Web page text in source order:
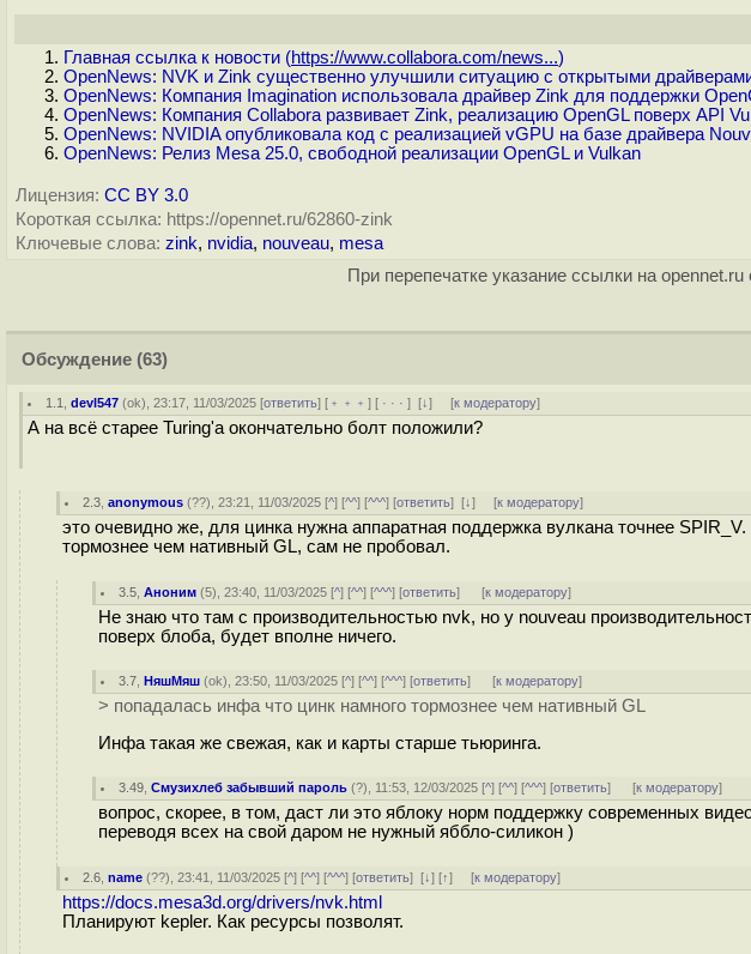
Главная ссылка к новости (https://www.collabora.com/news...)
OpenNews: NVK и Zink существенно улучшили ситуацию с открытыми
OpenNews: Компания Imagination использовала драйвер Zink для поддержки
OpenNews: Компания Collabora развивает Zink, реализацию OpenGL поверх API
OpenNews: NVIDIA опубликовала код с реализацией vGPU на базе драйвера
OpenNews: Релиз Mesa 25.0, свободной реализации OpenGL и Vulkan
Лицензия: CC BY 3.0
Короткая ссылка: https://opennet.ru/62860-zink
Ключевые слова: zink, nvidia, nouveau, mesa
При перепечатке указание ссылки на opennet.ru
Обсуждение (63)
1.1 ,devl547 (ok), 23:17, 11/03/2025 [ответить] [ ﹢﹢﹢] [ · · ·][↓] [к модератору]
А на всё старее Turing'а окончательно болт положили?
2.3 ,anonymous (??), 23:21, 11/03/2025 [^] [^^] [^^^] [ответить][↓] [к модератору]
это очевидно же, для цинка нужна аппаратная поддержка вулкана точнee
тормознее чем нативный GL, сам не пробовал.
3.5 ,Аноним (5), 23:40, 11/03/2025 [^] [^^] [^^^] [ответить] [к модератору]
Не знаю что там с производительностью nvk, но у nouveau
поверх блоба, будет вполне ничего.
3.7 ,НяшМяш (ok), 23:50, 11/03/2025 [^] [^^] [^^^] [ответить] [к модератору]
> попадалась инфа что цинк намного тормознее чем нативный GL
Инфа такая же свежая, как и карты старше тьюринга.
3.49 ,Смузихлеб забывший пароль (?), 11:53, 12/03/2025 [^] [^^] [^^^] [ответить] [к модератору]
вопрос, скорее, в том, даст ли это яблоку норм поддержку современных
переводя всех на свой даром не нужный яббло-силикон )
2.6 ,name (??), 23:41, 11/03/2025 [^] [^^] [^^^] [ответить][↓] [↑] [к модератору]
https://docs.mesa3d.org/drivers/nvk.html
Планируют kepler. Как ресурсы позволят.